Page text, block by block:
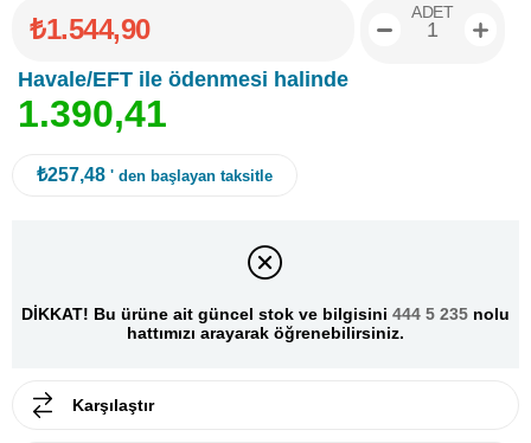
₺1.544,90
Havale/EFT ile ödenmesi halinde
1.390,41
ADET
₺257,48 ' den başlayan taksitle
DİKKAT! Bu ürüne ait güncel stok ve bilgisini 444 5 235 nolu
hattımızı arayarak öğrenebilirsiniz.
Karşılaştır